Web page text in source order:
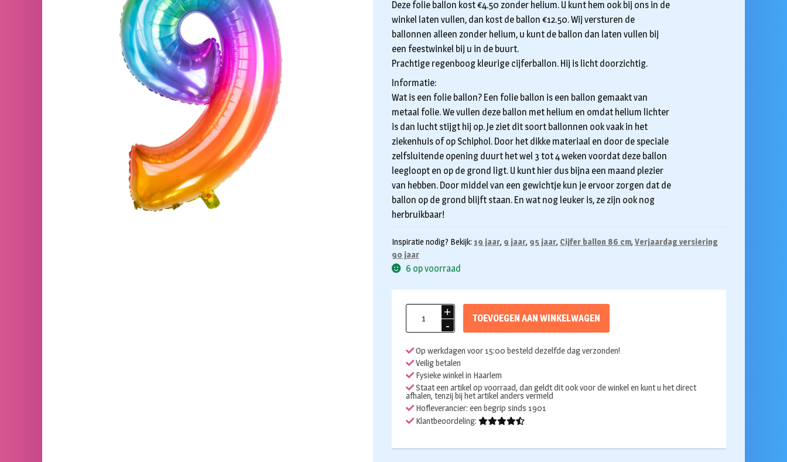
Deze folie ballon kost €4.50 zonder helium. U kunt hem ook bij ons in de
winkel laten vullen, dan kost de ballon €12.50. Wij versturen de
ballonnen alleen zonder helium, u kunt de ballon dan laten vullen bij
een feestwinkel bij u in de buurt.
Prachtige regenboog kleurige cijferballon. Hij is licht doorzichtig.
Informatie:
Wat is een folie ballon? Een folie ballon is een ballon gemaakt van
metaal folie. We vullen deze ballon met helium en omdat helium lichter
is dan lucht stijgt hij op. Je ziet dit soort ballonnen ook vaak in het
ziekenhuis of op Schiphol. Door het dikke materiaal en door de speciale
zelfsluitende opening duurt het wel 3 tot 4 weken voordat deze ballon
leegloopt en op de grond ligt. U kunt hier dus bijna een maand plezier
van hebben. Door middel van een gewichtje kun je ervoor zorgen dat de
ballon op de grond blijft staan. En wat nog leuker is, ze zijn ook nog
herbruikbaar!
Inspiratie nodig? Bekijk: 19 jaar, 9 jaar, 95 jaar, Cijfer ballon 86 cm, Verjaardag versiering
90 jaar
6 op voorraad
Folieballon
cijfer
regenboog
86cm
aantal
TOEVOEGEN AAN WINKELWAGEN
Op werkdagen voor 15:00 besteld dezelfde dag verzonden!
Veilig betalen
Fysieke winkel in Haarlem
Staat een artikel op voorraad, dan geldt dit ook voor de winkel en kunt u het direct
afhalen, tenzij bij het artikel anders vermeld
Hofleverancier: een begrip sinds 1901
Klantbeoordeling: